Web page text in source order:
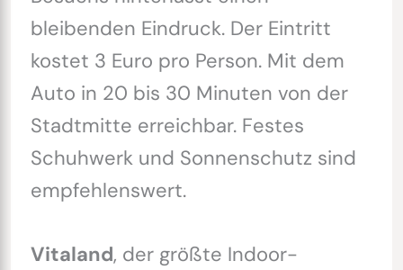
bleibenden Eindruck. Der Eintritt
kostet 3 Euro pro Person. Mit dem
Auto in 20 bis 30 Minuten von der
Stadtmitte erreichbar. Festes
Schuhwerk und Sonnenschutz sind
empfehlenswert.
Vitaland, der größte Indoor-